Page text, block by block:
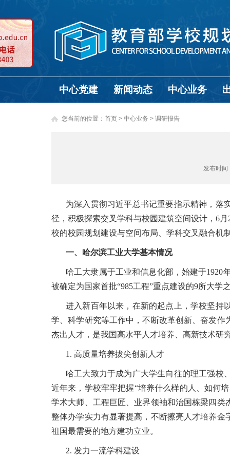
中心党建 新闻动态 中心业务
您当前的位置： 首页 > 中心业务 > 调研报告
发布时
为深入贯彻习近平总书记重要指示精神，落
径，积极探索交叉学科与校园建筑空间设计，6
校的校园规划建设与空间布局、学科交叉融合机
一、哈尔滨工业大学基本情况
哈工大隶属于工业和信息化部，始建于1920
被确定为国家首批“985工程”重点建设的9所大学
进入新百年以来，在新的起点上，学校坚持
学、科学研究等工作中，不断改革创新、奋发
杰出人才，是我国高水平人才培养、高新技术研
1. 高质量培养拔尖创新人才
哈工大致力于成为广大学生向往的理工强校
近年来，学校牢牢把握“培养什么样的人、如何
学术大师、工程巨匠、业界领袖和治国栋梁四
整体办学实力有显著提高，不断擦亮人才培养
祖国最需要的地方建功立业。
2. 发力一流学科建设